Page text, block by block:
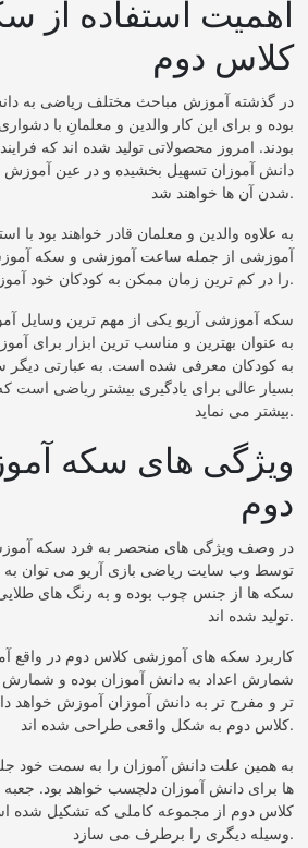
اهمیت استفاده از
کلاس دوم
در گذشته آموزش مباحث مختلف ریاضی به
بوده و برای این کار والدین و معلمانِ با
بودند. امروز محصولاتی تولید شده‌ اند که
دانش آموزان تسهیل بخشیده و در عین
شدن آن ها خواهند شد.
به علاوه والدین و معلمان قادر خواهند بود با
آموزشی از جمله ساعت آموزشی و سکه
را در کم ترین زمان ممکن به کودکان خود آموزش دهند.
سکه آموزشی آریو یکی از مهم ترین وسایل
به عنوان بهترین و مناسب ترین ابزار برای
به کودکان معرفی شده است. به عبارتی
بسیار عالی برای یادگیری بیشتر ریاضی است
بیشتر می نماید.
ویژگی های سکه
دوم
در وصف ویژگی های منحصر به فرد سکه
توسط وب سایت ریاضی بازی آریو می توان به
سکه ها از جنس چوب بوده و به رنگ های
تولید شده اند.
کاربرد سکه های آموزشی کلاس دوم در واقع
شمارش اعداد به دانش آموزان بوده و
تر و مفرح تر به دانش آموزان آموزش خواهد
کلاس دوم به شکل واقعی طراحی شده اند.
به همین علت دانش آموزان را به سمت خود
ها برای دانش آموزان دلچسب خواهد بود.
کلاس دوم از مجموعه کاملی که تشکیل شده
وسیله دیگری را برطرف می سازد.